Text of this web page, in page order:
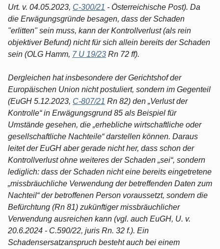
Urt. v. 04.05.2023, C-300/21 - Österreichische Post). Da
die Erwägungsgründe besagen, dass der Schaden
"erlitten" sein muss, kann der Kontrollverlust (als rein
objektiver Befund) nicht für sich allein bereits der Schaden
sein (OLG Hamm, 7 U 19/23 Rn 72 ff).
Dergleichen hat insbesondere der Gerichtshof der
Europäischen Union nicht postuliert, sondern im Gegenteil
(EuGH 5.12.2023, C-807/21 Rn 82) den „Verlust der
Kontrolle“ in Erwägungsgrund 85 als Beispiel für
Umstände gesehen, die „erhebliche wirtschaftliche oder
gesellschaftliche Nachteile“ darstellen können. Daraus
leitet der EuGH aber gerade nicht her, dass schon der
Kontrollverlust ohne weiteres der Schaden „sei“, sondern
lediglich: dass der Schaden nicht eine bereits eingetretene
„missbräuchliche Verwendung der betreffenden Daten zum
Nachteil“ der betroffenen Person voraussetzt, sondern die
Befürchtung (Rn 81) zukünftiger missbräuchlicher
Verwendung ausreichen kann (vgl. auch EuGH, U. v.
20.6.2024 - C.590/22, juris Rn. 32 f.). Ein
Schadensersatzanspruch besteht auch bei einem